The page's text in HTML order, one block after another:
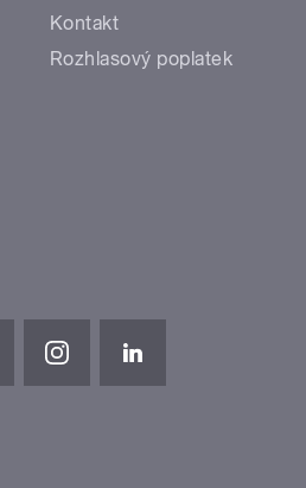
Kontakt
Rozhlasový poplatek